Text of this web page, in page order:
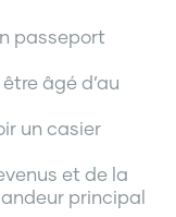
passeport
âgé d’au
un casier
et de la
principal